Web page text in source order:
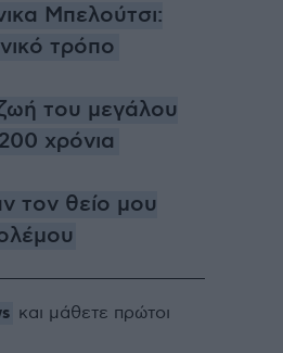
Μπελούτσι:
τρόπο
του μεγάλου
χρόνια
τον θείο μου
και μάθετε πρώτοι